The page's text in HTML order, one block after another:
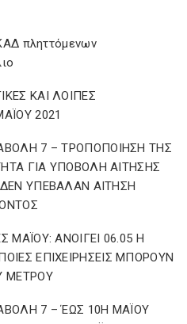
πληττόμενων
ΚΑΙ ΛΟΙΠΕΣ
2021
7 – ΤΡΟΠΟΠΟΙΗΣΗ ΤΗΣ
ΓΙΑ ΥΠΟΒΟΛΗ ΑΙΤΗΣΗΣ
ΥΠΕΒΑΛΑΝ ΑΙΤΗΣΗ
ΜΑΪΟΥ: ΑΝΟΙΓΕΙ 06.05 Η
ΕΠΙΧΕΙΡΗΣΕΙΣ ΜΠΟΡΟΥΝ
ΜΕΤΡΟΥ
7 – ΈΩΣ 10Η ΜΑΪΟΥ